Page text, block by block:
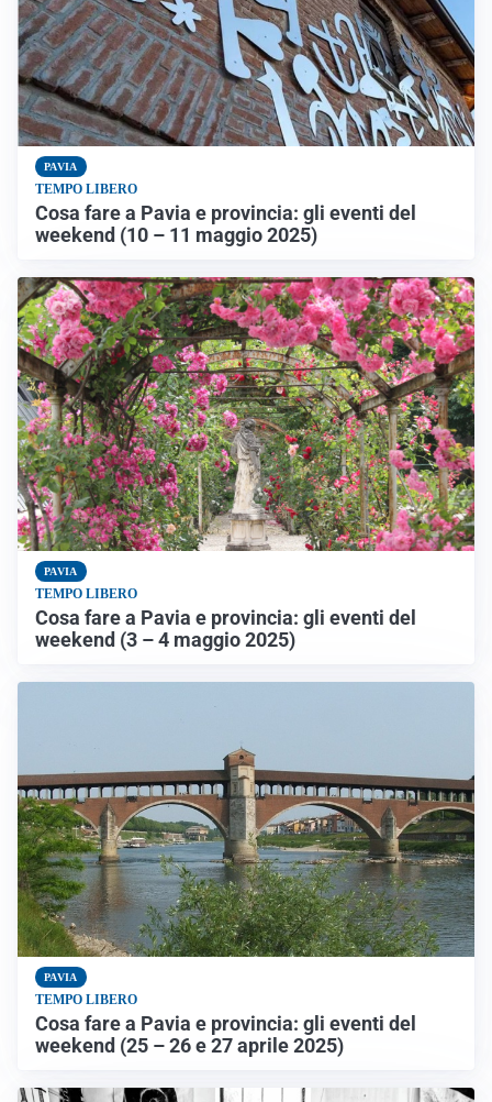
PAVIA
TEMPO LIBERO
Cosa fare a Pavia e provincia: gli eventi del
weekend (10 – 11 maggio 2025)
PAVIA
TEMPO LIBERO
Cosa fare a Pavia e provincia: gli eventi del
weekend (3 – 4 maggio 2025)
PAVIA
TEMPO LIBERO
Cosa fare a Pavia e provincia: gli eventi del
weekend (25 – 26 e 27 aprile 2025)